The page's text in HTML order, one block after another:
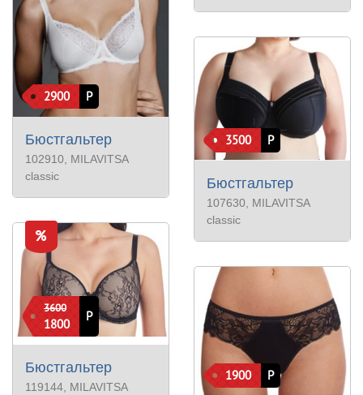
2900 Р
Бюстгальтер
102910 , MILAVITSA
classic
3600
1800
Р
Бюстгальтер
119144 , MILAVITSA
3500 Р
Бюстгальтер
107630 , MILAVITSA
classic
1900 Р